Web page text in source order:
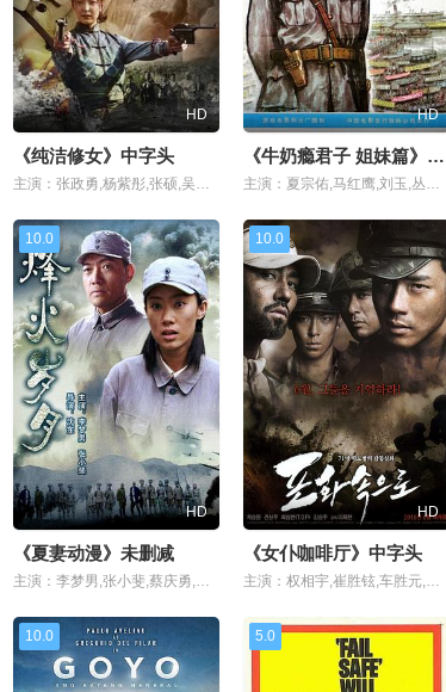
HD
《纯洁修女》中字头
主演：张政勇,杨紫彤,张硕,吴克坚,冉唯群,颜冠英,李佳潼,朱梦天,李昊翰
HD
《牛奶瘾君子 姐妹篇》1080P
主演：夏宗佑,马红鹰,刘玉,丛培信,张勇汉,王志明,周子和,芦问章,李檀,郑伟民,谢万和,姚军,李一兵,黄凯,郑在石,胡庆树,张元方,孟庆方,孙伟
10.0
HD
《夏妻动漫》未删减
主演：李梦男,张小斐,蔡庆勇,蒋竹青
10.0
HD
《女仆咖啡厅》中字头
主演：权相宇,崔胜铉,车胜元,金承佑,金慧成,朴真熙,金成铃,David McInnis
10.0 5.0